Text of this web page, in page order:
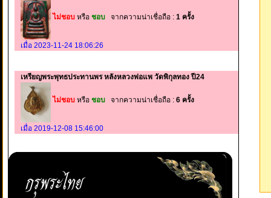
ไม่ชอบ หรือ ชอบ จากความน่าเชื่อถือ : 1 ครั้ง
เมื่อ 2023-11-24 18:06:26
เหรียญพระพุทธประทานพร หลังหลวงพ่อแพ วัดพิกุลทอง ปี24
ไม่ชอบ หรือ ชอบ จากความน่าเชื่อถือ : 6 ครั้ง
เมื่อ 2019-12-08 15:46:00